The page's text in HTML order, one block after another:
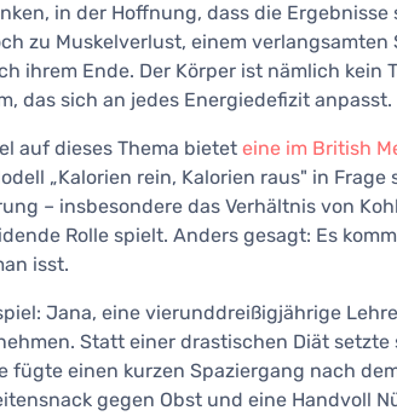
in der Hoffnung, dass die Ergebnisse
zu Muskelverlust, einem
ihrem Ende. Der Körper ist nämlich kein
das sich an jedes Energiedefizit anpasst.
auf dieses Thema bietet eine im British
„Kalorien rein, Kalorien raus" in
– insbesondere das Verhältnis von
Rolle spielt. Anders gesagt: Es
isst.
Jana, eine vierunddreißigjährige
Statt einer drastischen Diät
fügte einen kurzen Spaziergang nach
gegen Obst und eine Handvoll